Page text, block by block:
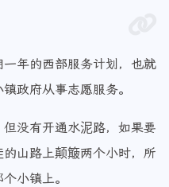
年的西部服务计划，也就
政府从事志愿服务。
没有开通水泥路，如果要
山路上颠簸两个小时，所
小镇上。